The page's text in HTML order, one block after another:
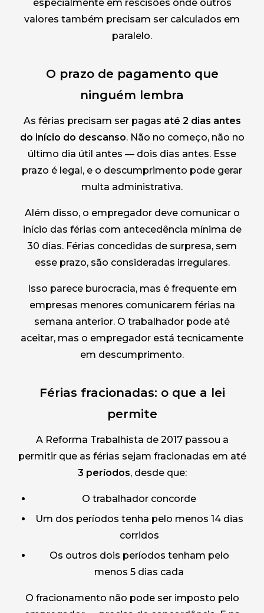
especialmente em rescisões onde outros
valores também precisam ser calculados em
paralelo.
O prazo de pagamento que
ninguém lembra
As férias precisam ser pagas até 2 dias antes
do início do descanso. Não no começo, não no
último dia útil antes — dois dias antes. Esse
prazo é legal, e o descumprimento pode gerar
multa administrativa.
Além disso, o empregador deve comunicar o
início das férias com antecedência mínima de
30 dias. Férias concedidas de surpresa, sem
esse prazo, são consideradas irregulares.
Isso parece burocracia, mas é frequente em
empresas menores comunicarem férias na
semana anterior. O trabalhador pode até
aceitar, mas o empregador está tecnicamente
em descumprimento.
Férias fracionadas: o que a lei
permite
A Reforma Trabalhista de 2017 passou a
permitir que as férias sejam fracionadas em até
3 períodos, desde que:
O trabalhador concorde
Um dos períodos tenha pelo menos 14 dias
corridos
Os outros dois períodos tenham pelo
menos 5 dias cada
O fracionamento não pode ser imposto pelo